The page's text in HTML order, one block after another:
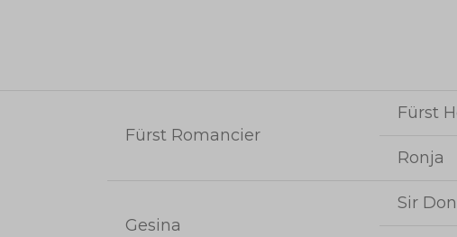
Fürst Romancier
Fürst
Ronja
Gesina
Sir